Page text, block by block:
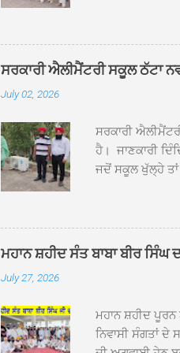
ਦਮਦਮਾ ਸਾਹਿਬ
ਸੰਤ ਬਾਬਾ
ਦਮਦਮਾ ਸਾਹਿਬ
ਪ੍ਰਬੰਧਕਾਂ ਦਾ
ਸਰਕਾਰੀ ਐਲੀਮੈਂਟਰੀ ਸਕੂਲ ਠੱਟਾ
July 02, 2026
ਸਰਕਾਰੀ
ਹੈ। ਜਾਣਕਾਰੀ
ਜਦੋਂ ਸਕੂਲ ਖੁੱਲ੍ਹੇ ਤਾਂ
ਹੋਈਆਂ ਸਨ।
20 ਤੋਂ 30 ਜੂਨ
ਸਿੰਘ ਟੋਡਰਵਾਲ ਨੇ
ਜਿਸ ਦੀ ਮਾਪਿਆਂ
ਮਹਾਨ ਸ਼ਹੀਦ ਸੰਤ ਬਾਬਾ ਬੀਰ
July 27, 2026
ਮਹਾਨ ਸ਼ਹੀਦ ਪੂਰਨ
ਨਿਵਾਸੀ ਸੰਗਤਾਂ ਦੇ